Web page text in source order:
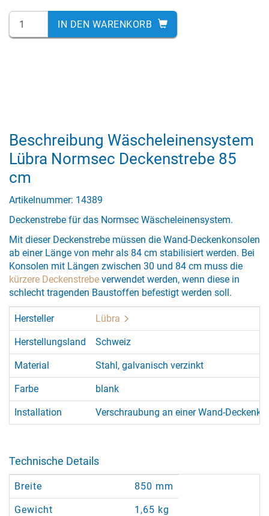
IN DEN WARENKORB
Beschreibung Wäscheleinensystem
Lübra Normsec Deckenstrebe 85
cm
Artikelnummer: 14389
Deckenstrebe für das Normsec Wäscheleinensystem.
Mit dieser Deckenstrebe müssen die Wand-Deckenkonsolen
ab einer Länge von mehr als 84 cm stabilisiert werden. Bei
Konsolen mit Längen zwischen 30 und 84 cm muss die
kürzere Deckenstrebe verwendet werden, wenn diese in
schlecht tragenden Baustoffen befestigt werden soll.
Hersteller Lübra
Herstellungsland Schweiz
Material Stahl, galvanisch verzinkt
Farbe blank
Installation Verschraubung an einer Wand-
Technische Details
Breite 850 mm
Gewicht 1,65 kg